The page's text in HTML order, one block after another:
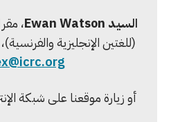
السيد Ewan Watson
،
(للغتين الإنجليزية والفرنسية)، +41 79 244
أو زيارة موقعنا على شبكة